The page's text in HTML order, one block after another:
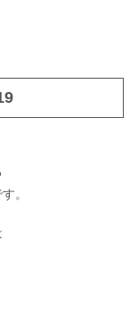
。